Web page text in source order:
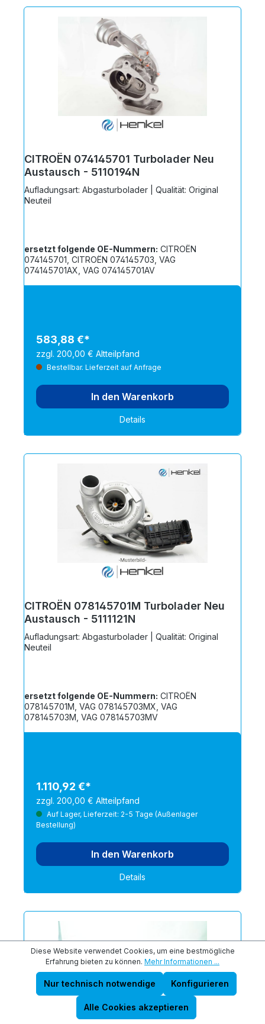
CITROËN 074145701 Turbolader Neu
Austausch - 5110194N
Aufladungsart: Abgasturbolader | Qualität: Original
Neuteil
ersetzt folgende OE-Nummern:
074145701, CITROËN 074145703, VAG
074145701AX, VAG 074145701AV
583,88 €*
zzgl. 200,00 € Altteilpfand
Bestellbar. Lieferzeit auf Anfrage
In den Warenkorb
Details
CITROËN 078145701M Turbolader Neu
Austausch - 5111121N
Aufladungsart: Abgasturbolader | Qualität: Original
Neuteil
ersetzt folgende OE-Nummern:
078145701M, VAG 078145703MX, VAG
078145703M, VAG 078145703MV
1.110,92 €*
zzgl. 200,00 € Altteilpfand
Auf Lager, Lieferzeit: 2-5 Tage (Außenlager
Bestellung)
In den Warenkorb
Details
Diese Website verwendet Cookies, um eine bestmögliche
Erfahrung bieten zu können. Mehr Informationen ...
Nur technisch notwendige Konfigurieren
Alle Cookies akzeptieren